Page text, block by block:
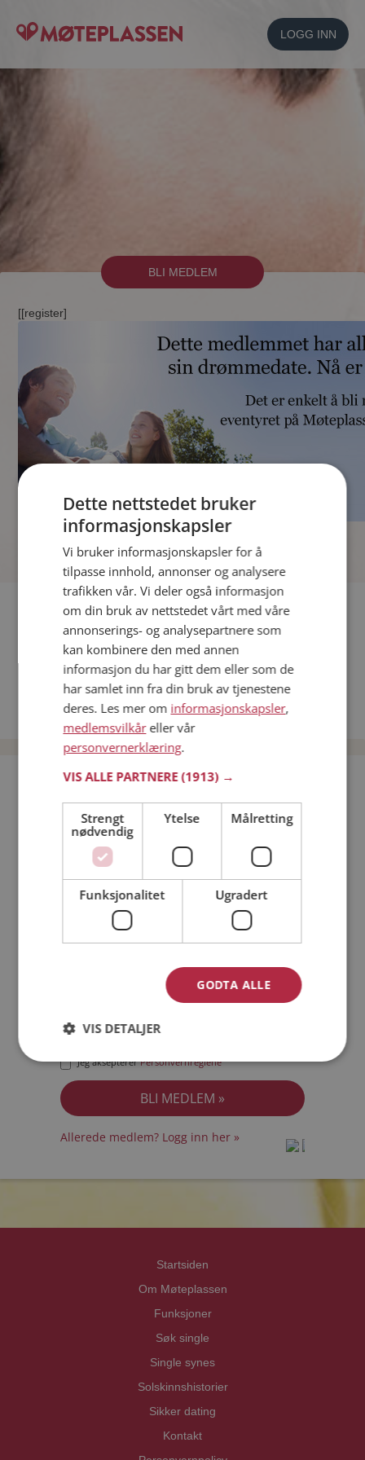
LOGG INN
BLI MEDLEM
[[register]
Fler single
Andre single fra Alver
Menn fra Alver
Date kvinner i Norge
Date menn i Norge
Bli medlem gratis!
Jeg er en:
Jeg akseptererPersonvernreglene
Allerede medlem? Logg inn her »
Startsiden
Om Møteplassen
Funksjoner
Søk single
Single synes
Solskinnshistorier
Sikker dating
Kontakt
Dette nettstedet bruker
informasjonskapsler
Vi bruker informasjonskapsler for å
tilpasse innhold, annonser og analysere
trafikken vår. Vi deler også informasjon
om din bruk av nettstedet vårt med våre
annonserings- og analysepartnere som
kan kombinere den med annen
informasjon du har gitt dem eller som de
har samlet inn fra din bruk av tjenestene
deres. Les mer om informasjonskapsler,
medlemsvilkåreller vår
personvernerklæring.
VIS ALLE PARTNERE(1913) →
Strengt
nødvendig
Ytelse Målretting
Funksjonalitet Ugradert
GODTA ALLE
VIS DETALJER